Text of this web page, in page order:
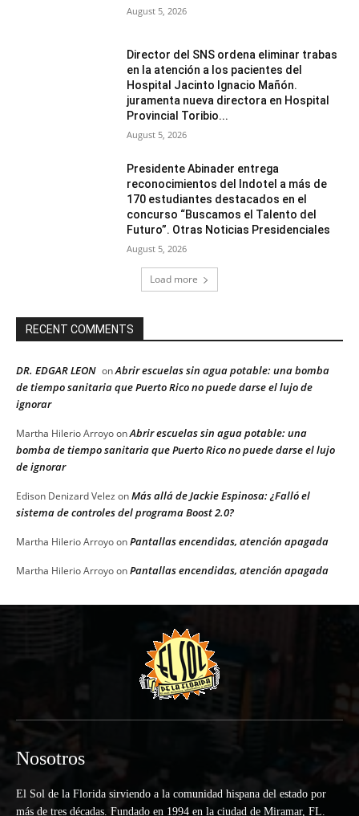
August 5, 2026
Director del SNS ordena eliminar trabas
en la atención a los pacientes del
Hospital Jacinto Ignacio Mañón.
juramenta nueva directora en Hospital
Provincial Toribio...
August 5, 2026
Presidente Abinader entrega
reconocimientos del Indotel a más de
170 estudiantes destacados en el
concurso “Buscamos el Talento del
Futuro”. Otras Noticias Presidenciales
August 5, 2026
Load more
RECENT COMMENTS
DR. EDGAR LEON onAbrir escuelas sin agua potable: una bomba
de tiempo sanitaria que Puerto Rico no puede darse el lujo de
ignorar
Martha Hilerio ArroyoonAbrir escuelas sin agua potable: una
bomba de tiempo sanitaria que Puerto Rico no puede darse el lujo
de ignorar
Edison Denizard Velez onMás allá de Jackie Espinosa: ¿Falló el
sistema de controles del programa Boost 2.0?
Martha Hilerio ArroyoonPantallas encendidas, atención apagada
Martha Hilerio ArroyoonPantallas encendidas, atención apagada
Nosotros
El Sol de la Florida sirviendo a la comunidad hispana del estado por
más de tres décadas. Fundado en 1994 en la ciudad de Miramar, FL.